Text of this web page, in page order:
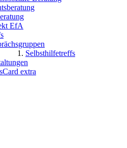
EfA
Selbsthilfetreffs
extra